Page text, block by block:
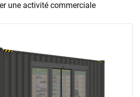
une activité commerciale